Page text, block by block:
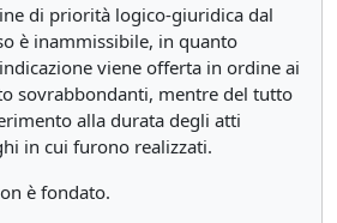
di priorità logico-giuridica dal
è inammissibile, in quanto
viene offerta in ordine ai
sovrabbondanti, mentre del tutto
alla durata degli atti
in cui furono realizzati.
è fondato.